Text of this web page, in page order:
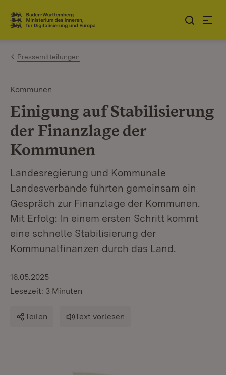
Zum Inhalt springen
Link zur Startseite
Pressemitteilungen
Kommunen
Einigung auf Stabilisierung
der Finanzlage der
Kommunen
Landesregierung und Kommunale
Landesverbände führten gemeinsam ein
Gespräch zur Finanzlage der Kommunen.
Mit Erfolg: In einem ersten Schritt kommt
eine schnelle Stabilisierung der
Kommunalfinanzen durch das Land.
16.05.2025
Lesezeit: 3 Minuten
Teilen Text vorlesen